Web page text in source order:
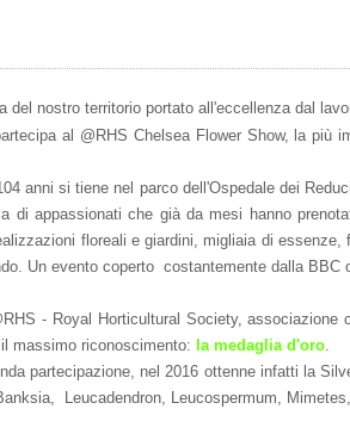
del nostro territorio portato all'eccellenza dal
al @RHS Chelsea Flower Show, la più
anni si tiene nel parco dell'Ospedale dei
di appassionati che già da mesi hanno
floreali e giardini, migliaia di
Un evento coperto costantemente dalla
- Royal Horticultural Society,
massimo riconoscimento:
la medaglia d'oro.
partecipazione, nel 2016 ottenne infatti la
Leucadendron, Leucospermum,